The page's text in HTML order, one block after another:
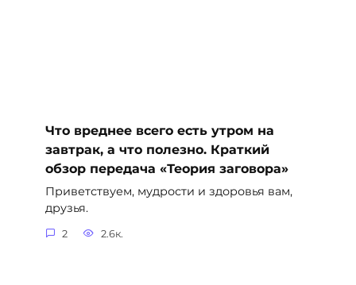
Что вреднее всего есть утром на
завтрак, а что полезно. Краткий
обзор передача «Теория заговора»
Приветствуем, мудрости и здоровья вам,
друзья.
2 2.6к.